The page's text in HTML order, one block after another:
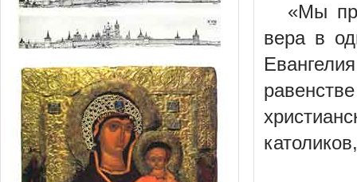
«Мы
вера в